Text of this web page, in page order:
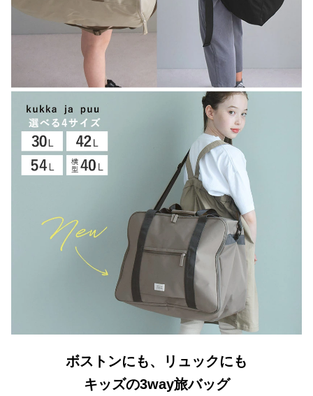
ボストンにも、リュックにも
キッズの3way旅バッグ